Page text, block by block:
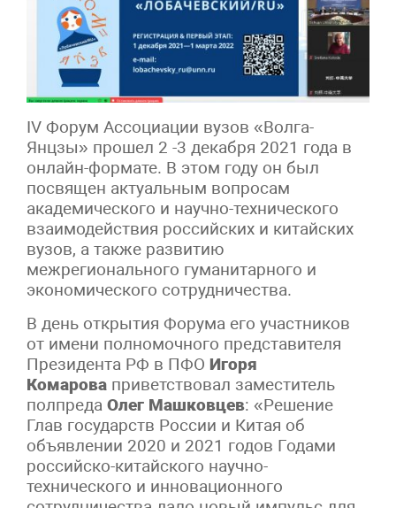
IV Форум Ассоциации вузов «Волга-
Янцзы» прошел 2 -3 декабря 2021 года в
онлайн-формате. В этом году он был
посвящен актуальным вопросам
академического и научно-технического
взаимодействия российских и китайских
вузов, а также развитию
межрегионального гуманитарного и
экономического сотрудничества.
В день открытия Форума его участников
от имени полномочного представителя
Президента РФ в ПФО Игоря
Комарова приветствовал заместитель
полпреда Олег Машковцев: «Решение
Глав государств России и Китая об
объявлении 2020 и 2021 годов Годами
российско-китайского научно-
технического и инновационного